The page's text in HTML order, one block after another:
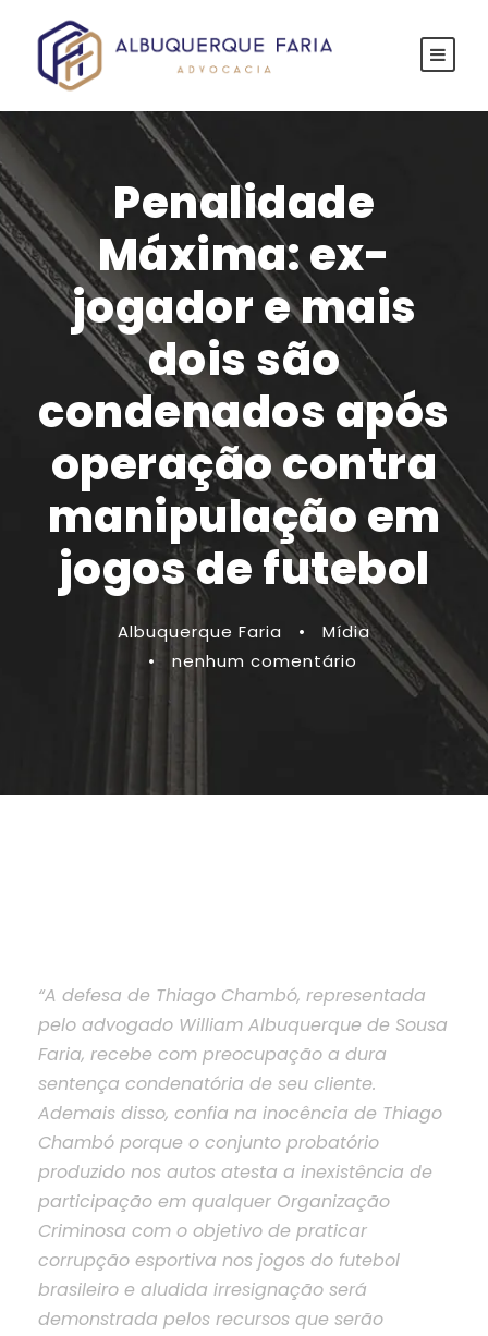
Penalidade
Máxima: ex-
jogador e mais
dois são
condenados após
operação contra
manipulação em
jogos de futebol
Albuquerque Faria •
Mídia
•
nenhum comentário
“A defesa de Thiago Chambó, representada
pelo advogado William Albuquerque de Sousa
Faria, recebe com preocupação a dura
sentença condenatória de seu cliente.
Ademais disso, confia na inocência de Thiago
Chambó porque o conjunto probatório
produzido nos autos atesta a inexistência de
participação em qualquer Organização
Criminosa com o objetivo de praticar
corrupção esportiva nos jogos do futebol
brasileiro e aludida irresignação será
demonstrada pelos recursos que serão